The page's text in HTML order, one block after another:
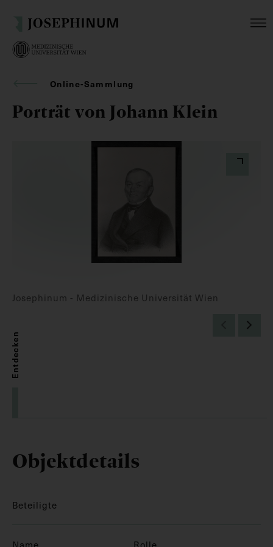
Online-Sammlung
Porträt von Johann Klein
Josephinum - Medizinische Universität Wien
Entdecken
Objektdetails
Beteiligte
Name Rolle